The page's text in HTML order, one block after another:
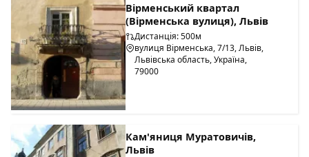
Вірменський квартал
(Вірменська вулиця), Львів
Дистанція: 500м
вулиця Вірменська, 7/13, Львів,
Львівська область, Україна,
79000
Кам'яниця Муратовичів,
Львів